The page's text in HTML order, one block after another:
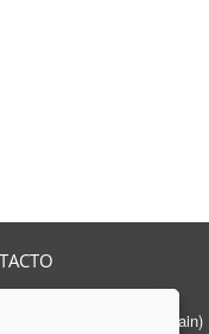
Sabadell - Barcelona (Spain)